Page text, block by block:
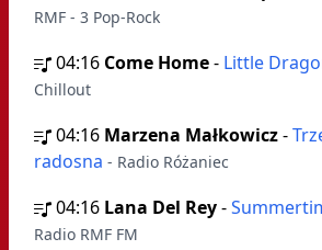
RMF - 3 Pop-Rock
04:16 Come Home- Little
Chillout
04:16 Marzena Małkowicz-
radosna - Radio Różaniec
04:16 Lana Del Rey-
Radio RMF FM